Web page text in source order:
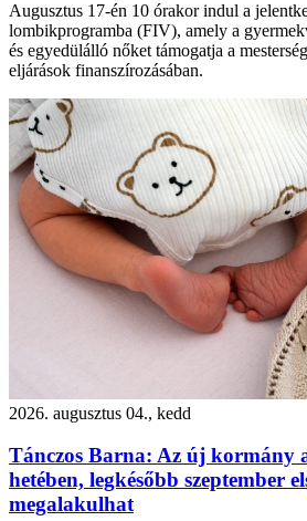
Augusztus 17-én 10 órakor indul a
lombikprogramba (FIV), amely a
és egyedülálló nőket támogatja a
eljárások finanszírozásában.
2026. augusztus 04., kedd
Tánczos Barna: Az új kormány
hetében, legkésőbb szeptember
megalakulhat